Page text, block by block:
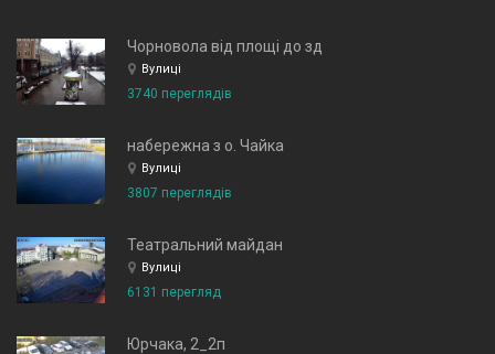
Чорновола від площі до зд
Вулиці
3740 переглядів
набережна з о. Чайка
Вулиці
3807 переглядів
Театральний майдан
Вулиці
6131 перегляд
Юрчака, 2_2п